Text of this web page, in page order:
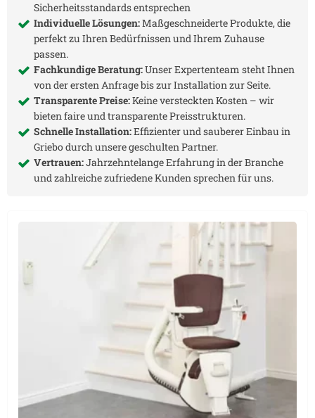
Sicherheitsstandards entsprechen
Individuelle Lösungen:Maßgeschneiderte Produkte, die
perfekt zu Ihren Bedürfnissen und Ihrem Zuhause
passen.
Fachkundige Beratung:Unser Expertenteam steht Ihnen
von der ersten Anfrage bis zur Installation zur Seite.
Transparente Preise:Keine versteckten Kosten – wir
bieten faire und transparente Preisstrukturen.
Schnelle Installation:Effizienter und sauberer Einbau in
Griebodurch unsere geschulten Partner.
Vertrauen:Jahrzehntelange Erfahrung in der Branche
und zahlreiche zufriedene Kunden sprechen für uns.